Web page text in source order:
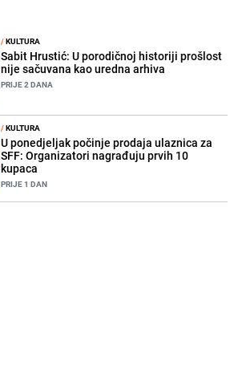
/KULTURA
Sabit Hrustić: U porodičnoj historiji prošlost
nije sačuvana kao uredna arhiva
PRIJE 2 DANA
/KULTURA
U ponedjeljak počinje prodaja ulaznica za
SFF: Organizatori nagrađuju prvih 10
kupaca
PRIJE 1 DAN